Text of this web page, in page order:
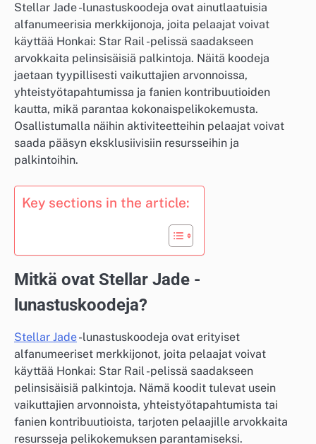
Stellar Jade -lunastuskoodeja ovat ainutlaatuisia
alfanumeerisia merkkijonoja, joita pelaajat voivat
käyttää Honkai: Star Rail -pelissä saadakseen
arvokkaita pelinsisäisiä palkintoja. Näitä koodeja
jaetaan tyypillisesti vaikuttajien arvonnoissa,
yhteistyötapahtumissa ja fanien kontribuutioiden
kautta, mikä parantaa kokonaispelikokemusta.
Osallistumalla näihin aktiviteetteihin pelaajat voivat
saada pääsyn eksklusiivisiin resursseihin ja
palkintoihin.
Key sections in the article:
Mitkä ovat Stellar Jade -
lunastuskoodeja?
Stellar Jade-lunastuskoodeja ovat erityiset
alfanumeeriset merkkijonot, joita pelaajat voivat
käyttää Honkai: Star Rail -pelissä saadakseen
pelinsisäisiä palkintoja. Nämä koodit tulevat usein
vaikuttajien arvonnoista, yhteistyötapahtumista tai
fanien kontribuutioista, tarjoten pelaajille arvokkaita
resursseja pelikokemuksen parantamiseksi.